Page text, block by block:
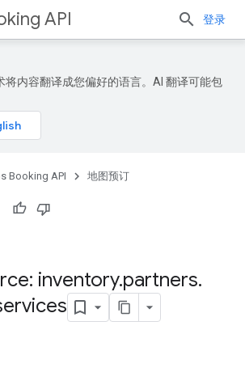
API 登录
将内容翻译成您偏好的语言。AI 翻译可能包
Booking API 地图预订
inventory.partners.